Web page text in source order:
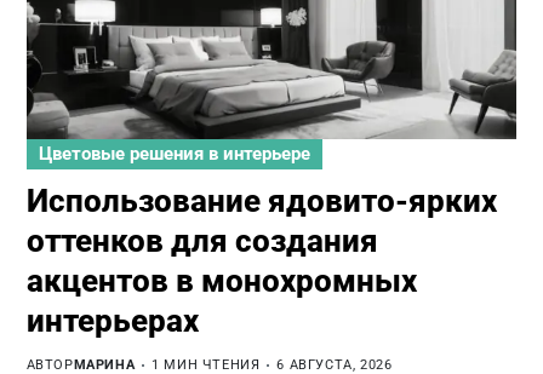
Цветовые решения в интерьере
Использование ядовито-ярких
оттенков для создания
акцентов в монохромных
интерьерах
АВТОРМАРИНА 1 МИН ЧТЕНИЯ 6 АВГУСТА, 2026